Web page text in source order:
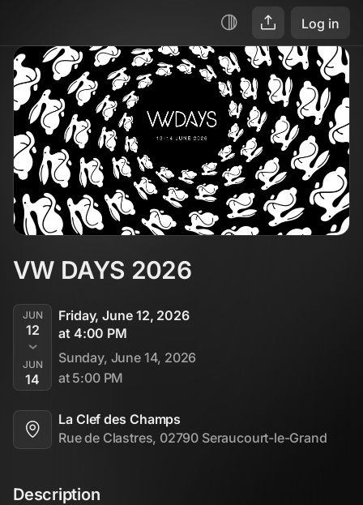
Log in
VW DAYS 2026
JUN
12
JUN
14
Friday, June 12, 2026
at 4:00 PM
Sunday, June 14, 2026
at 5:00 PM
La Clef des Champs
Rue de Clastres, 02790 Seraucourt-le-Grand
Description